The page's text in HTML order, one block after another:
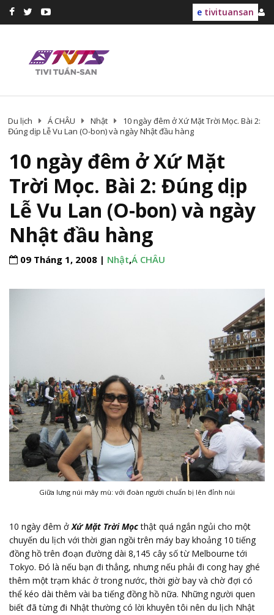
e tivituansan
Du lịch Á CHÂU Nhật
10 ngày đêm ở Xứ Mặt Trời Mọc. Bài 2:
Đúng dịp Lễ Vu Lan (O-bon) và ngày Nhật đầu hàng
10 ngày đêm ở Xứ Mặt
Trời Mọc. Bài 2: Đúng dịp
Lễ Vu Lan (O-bon) và ngày
Nhật đầu hàng
09 Tháng 1, 2008 | Nhật,Á CHÂU
Giữa lưng núi mây mù: với đoàn người chuẩn bị lên đỉnh núi
10 ngày đêm ở Xứ Mặt Trời Mọcthật quá ngắn ngủi cho một
chuyến du lịch với thời gian ngồi trên máy bay khoảng 10 tiếng
đồng hồ trên đoạn đường dài 8,145 cây số từ Melbourne tới
Tokyo. Đó là nếu bạn đi thẳng, nhưng nếu phải đi cong hay ghé
thêm một trạm khác ở trong nước, thời giờ bay và chờ đợi có
thể kéo dài thêm vài ba tiếng đồng hồ nữa. Những người quen
biết đã từng đi Nhật thường có lời khuyên tôi nên du lịch Nhật